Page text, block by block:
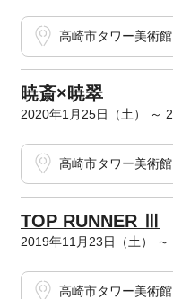
高崎市タワー美術館
暁斎×暁翠
2020年1月25日（土） ～
高崎市タワー美術館
TOP RUNNER Ⅲ
2019年11月23日（土） ～
高崎市タワー美術館